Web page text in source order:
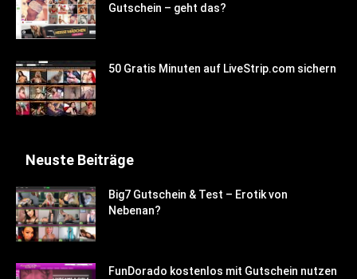
Gutschein – geht das?
50 Gratis Minuten auf LiveStrip.com sichern
Neuste Beiträge
Big7 Gutschein & Test – Erotik von
Nebenan?
FunDorado kostenlos mit Gutschein nutzen